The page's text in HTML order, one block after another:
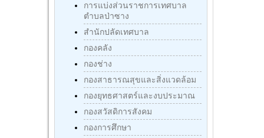
การแบ่งส่วนราชการเทศบาล
ตำบลป่าซาง
สำนักปลัดเทศบาล
กองคลัง
กองช่าง
กองสาธารณสุขและสิ่งแวดล้อม
กองยุทธศาสตร์และงบประมาณ
กองสวัสดิการสังคม
กองการศึกษา